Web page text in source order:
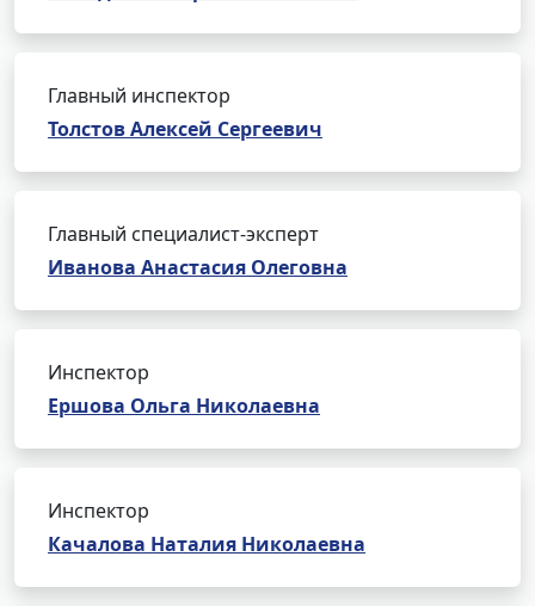
Главный инспектор
Толстов Алексей Сергеевич
Главный специалист-эксперт
Иванова Анастасия Олеговна
Инспектор
Ершова Ольга Николаевна
Инспектор
Качалова Наталия Николаевна